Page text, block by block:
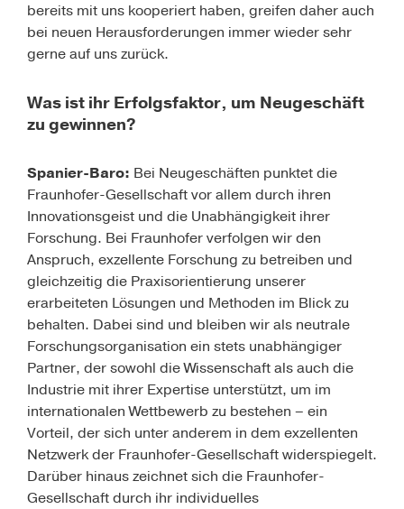
bereits mit uns kooperiert haben, greifen daher auch
bei neuen Herausforderungen immer wieder sehr
gerne auf uns zurück.
Was ist ihr Erfolgsfaktor, um Neugeschäft
zu gewinnen?
Spanier-Baro: Bei Neugeschäften punktet die
Fraunhofer-Gesellschaft vor allem durch ihren
Innovationsgeist und die Unabhängigkeit ihrer
Forschung. Bei Fraunhofer verfolgen wir den
Anspruch, exzellente Forschung zu betreiben und
gleichzeitig die Praxisorientierung unserer
erarbeiteten Lösungen und Methoden im Blick zu
behalten. Dabei sind und bleiben wir als neutrale
Forschungsorganisation ein stets unabhängiger
Partner, der sowohl die Wissenschaft als auch die
Industrie mit ihrer Expertise unterstützt, um im
internationalen Wettbewerb zu bestehen – ein
Vorteil, der sich unter anderem in dem exzellenten
Netzwerk der Fraunhofer-Gesellschaft widerspiegelt.
Darüber hinaus zeichnet sich die Fraunhofer-
Gesellschaft durch ihr individuelles